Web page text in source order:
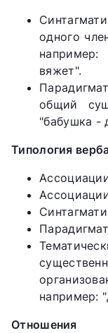
одного
вяжет".
общий
"бабушка -
Типология
например:
Отношения